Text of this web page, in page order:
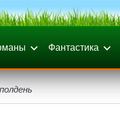
Фантастика